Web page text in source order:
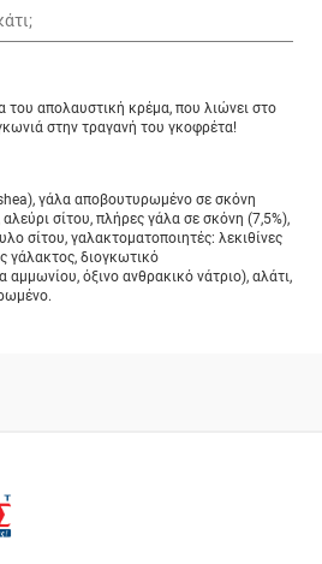
του απολαυστική κρέμα, που λιώνει στο
στην τραγανή του γκοφρέτα!
γάλα αποβουτυρωμένο σε σκόνη
σίτου, πλήρες γάλα σε σκόνη (7,5%),
σίτου, γαλακτοματοποιητές: λεκιθίνες
γάλακτος, διογκωτικό
αμμωνίου, όξινο ανθρακικό νάτριο), αλάτι,